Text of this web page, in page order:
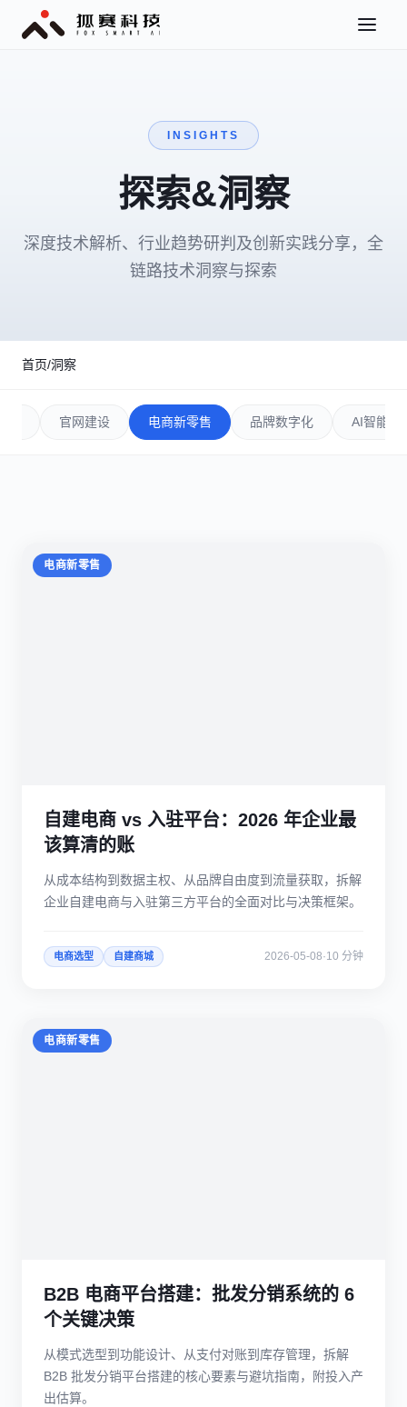
INSIGHTS
探索&洞察
深度技术解析、行业趋势研判及创新实践分享，全
链路技术洞察与探索
首页/洞察
官网建设 电商新零售 品牌数字化 AI智能
电商新零售
自建电商 vs 入驻平台：2026 年企业最
该算清的账
从成本结构到数据主权、从品牌自由度到流量获取，拆解
企业自建电商与入驻第三方平台的全面对比与决策框架。
电商选型 自建商城 2026-05-08·10 分钟
电商新零售
B2B 电商平台搭建：批发分销系统的 6
个关键决策
从模式选型到功能设计、从支付对账到库存管理，拆解
B2B 批发分销平台搭建的核心要素与避坑指南，附投入产
出估算。